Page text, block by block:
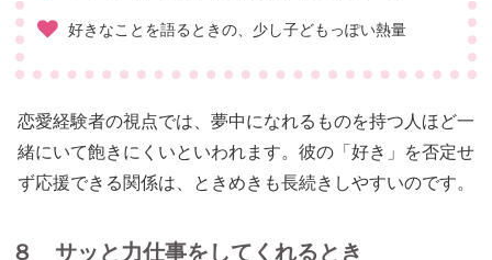
好きなことを語るときの、少し子どもっぽい熱量
恋愛経験者の視点では、夢中になれるものを持つ人ほど一
緒にいて飽きにくいといわれます。彼の「好き」を否定せ
ず応援できる関係は、ときめきも長続きしやすいのです。
８ サッと力仕事をしてくれるとき